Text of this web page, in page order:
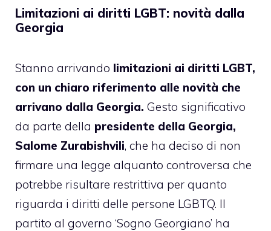
Limitazioni ai diritti LGBT: novità dalla
Georgia
Stanno arrivando limitazioni ai diritti LGBT,
con un chiaro riferimento alle novità che
arrivano dalla Georgia. Gesto significativo
da parte della presidente della Georgia,
Salome Zurabishvili, che ha deciso di non
firmare una legge alquanto controversa che
potrebbe risultare restrittiva per quanto
riguarda i diritti delle persone LGBTQ. Il
partito al governo ‘Sogno Georgiano’ ha